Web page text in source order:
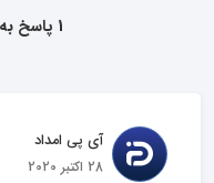
1 پاسخ به این سوال داده شده
آی پی امداد
28 اکتبر 2020